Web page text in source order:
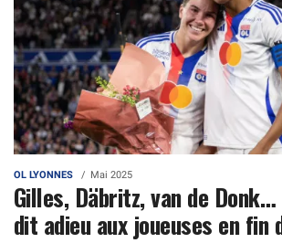
OL LYONNES Mai 2025
Gilles, Däbritz, van de Donk…
dit adieu aux joueuses en fin